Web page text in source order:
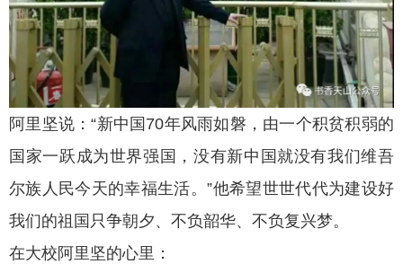
阿里坚说：“新中国70年风雨如磐，由一个积贫积弱的
国家一跃成为世界强国，没有新中国就没有我们维吾
尔族人民今天的幸福生活。”他希望世世代代为建设好
我们的祖国只争朝夕、不负韶华、不负复兴梦。
在大校阿里坚的心里：